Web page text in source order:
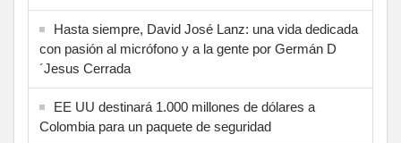
Hasta siempre, David José Lanz: una vida dedicada
con pasión al micrófono y a la gente por Germán D
´Jesus Cerrada
EE UU destinará 1.000 millones de dólares a
Colombia para un paquete de seguridad